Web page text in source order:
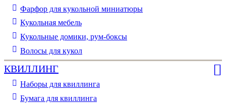
Фарфор для кукольной миниатюры
Кукольная мебель
Кукольные домики, рум-боксы
Волосы для кукол
КВИЛЛИНГ
Наборы для квиллинга
Бумага для квиллинга